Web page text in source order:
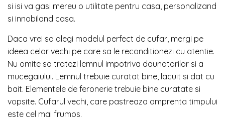
si isi va gasi mereu o utilitate pentru casa, personalizand
si innobiland casa.
Daca vrei sa alegi modelul perfect de cufar, mergi pe
ideea celor vechi pe care sa le reconditionezi cu atentie.
Nu omite sa tratezi lemnul impotriva daunatorilor si a
mucegaiului. Lemnul trebuie curatat bine, lacuit si dat cu
bait. Elementele de feronerie trebuie bine curatate si
vopsite. Cufarul vechi, care pastreaza amprenta timpului
este cel mai frumos.